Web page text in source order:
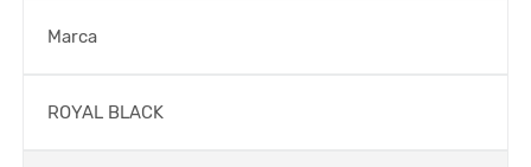
Marca
ROYAL BLACK